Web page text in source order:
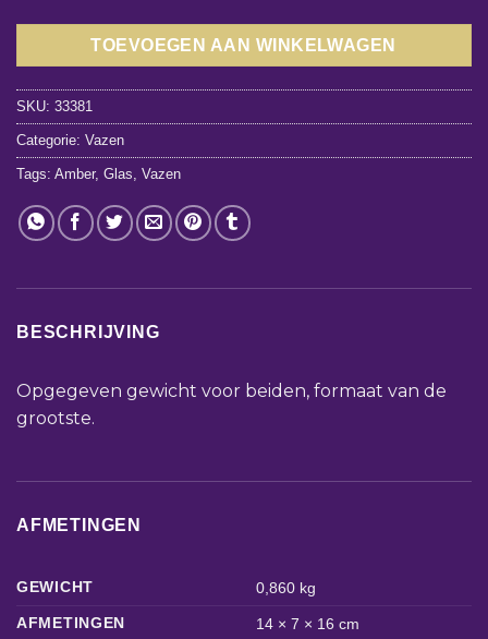
TOEVOEGEN AAN WINKELWAGEN
SKU: 33381
Categorie: Vazen
Tags: Amber, Glas Vazen
BESCHRIJVING
Opgegeven gewicht voor beiden, formaat van de
grootste.
AFMETINGEN
GEWICHT
0,860 kg
AFMETINGEN
14 × 7 × 16 cm